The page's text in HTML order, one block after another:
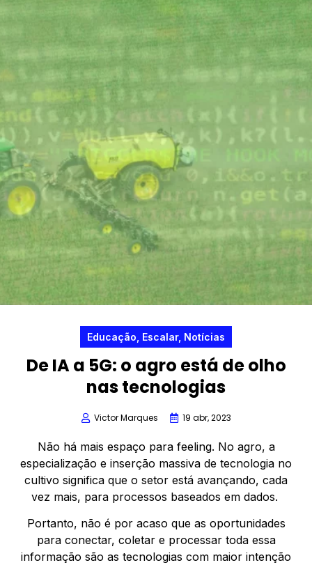
Educação Escalar, Notícias
De IA a 5G: o agro está de olho
nas tecnologias
Victor Marques 19 abr, 2023
Não há mais espaço para feeling. No agro, a
especialização e inserção massiva de tecnologia no
cultivo significa que o setor está avançando, cada
vez mais, para processos baseados em dados.
Portanto, não é por acaso que as oportunidades
para conectar, coletar e processar toda essa
informação são as tecnologias com maior intenção